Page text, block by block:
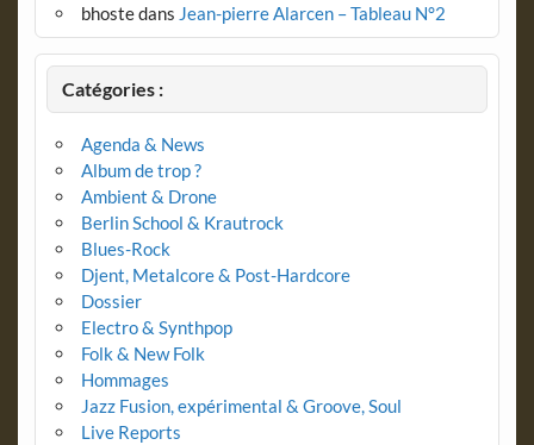
bhostedans Jean-pierre Alarcen – Tableau N°2
Catégories :
Agenda & News
Album de trop ?
Ambient & Drone
Berlin School & Krautrock
Blues-Rock
Djent, Metalcore & Post-Hardcore
Dossier
Electro & Synthpop
Folk & New Folk
Hommages
Jazz Fusion, expérimental & Groove, Soul
Live Reports